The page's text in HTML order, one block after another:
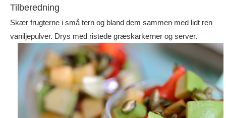
Tilberedning
Skær frugterne i små tern og bland dem sammen med lidt ren
vaniljepulver. Drys med ristede græskarkerner og server.